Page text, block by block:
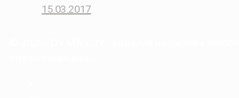
15.03.2017